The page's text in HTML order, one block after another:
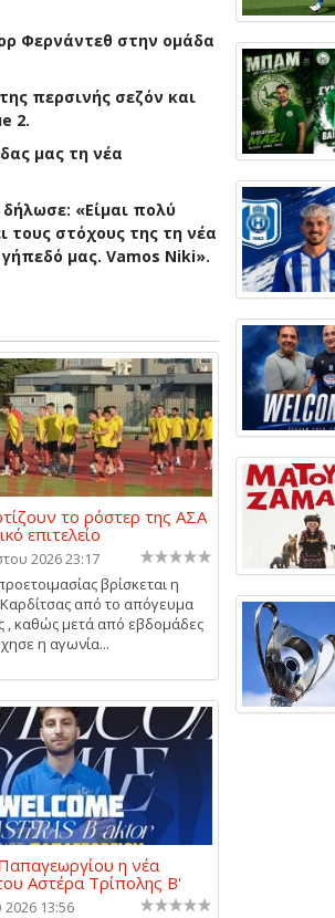
Φερνάντεθ στην ομάδα
περσινής σεζόν και
2.
μας τη νέα
«Είμαι πολύ
στόχους της τη νέα
μας. Vamos Niki».
το ρόστερ της ΑΣΑ
επιτελείο
2026 23:17
βρίσκεται η
από το απόγευμα
, καθώς μετά από εβδομάδες
η αγωνία...
η νέα
Αστέρα Τρίπολης Β'
2026 13:56